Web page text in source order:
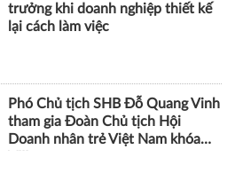
trưởng khi doanh nghiệp thiết kế
lại cách làm việc
Phó Chủ tịch SHB Đỗ Quang Vinh
tham gia Đoàn Chủ tịch Hội
Doanh nhân trẻ Việt Nam khóa